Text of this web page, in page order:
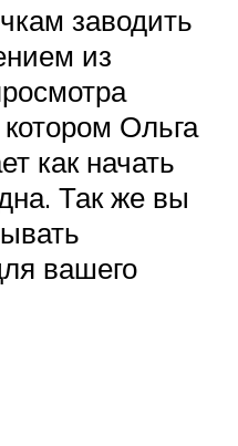
заводить
из
Ольга
как начать
Так же вы
вашего